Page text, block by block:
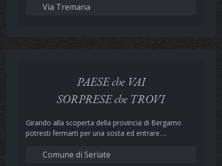
Via Tremana
PAESE che VAI
SORPRESE che TROVI
Girando alla scoperta della provincia di Bergamo
potresti fermarti per una sosta ed entrare….
Comune di Seriate